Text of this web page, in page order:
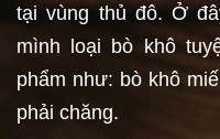
tại vùng thủ đô. Ở
mình loại bò khô
phẩm như: bò khô
phải chăng.